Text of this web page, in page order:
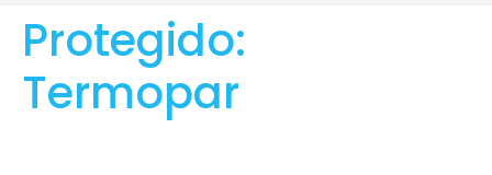
Protegido:
Termopar